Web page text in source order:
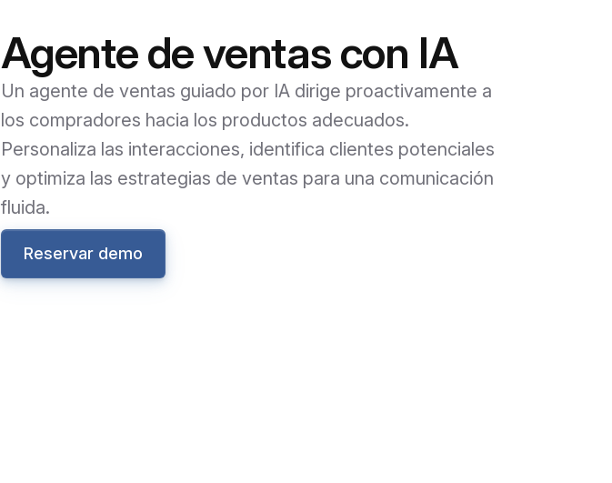
Agente de ventas con IA
Un agente de ventas guiado por IA dirige proactivamente a
los compradores hacia los productos adecuados.
Personaliza las interacciones, identifica clientes potenciales
y optimiza las estrategias de ventas para una comunicación
fluida.
Reservar demo